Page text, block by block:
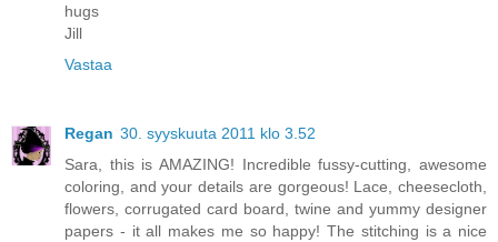
hugs
Jill
Vastaa
Regan 30. syyskuuta 2011 klo 3.52
Sara, this is AMAZING! Incredible fussy-cutting, awesome
coloring, and your details are gorgeous! Lace, cheesecloth,
flowers, corrugated card board, twine and yummy designer
papers - it all makes me so happy! The stitching is a nice